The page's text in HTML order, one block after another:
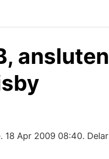
ansluten
18 Apr 2009 08:40. Delar